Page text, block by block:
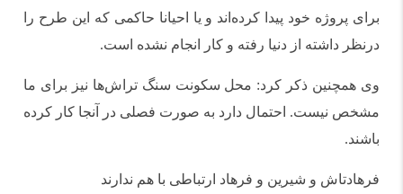
برای پروژه خود پیدا کرده‌اند و یا احیانا حاکمی که این طرح را
درنظر داشته از دنیا رفته و کار انجام نشده است.
وی همچنین ذکر کرد: محل سکونت سنگ تراش‌ها نیز برای ما
مشخص نیست. احتمال دارد به صورت فصلی در آنجا کار کرده
باشند.
فرهادتاش و شیرین و فرهاد ارتباطی با هم ندارند